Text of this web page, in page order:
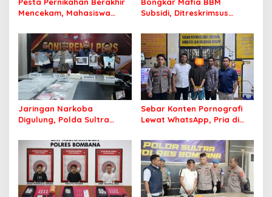
Mencekam, Mahasiswa
saat Pesta Miras
Subsidi, Ditreskrimsus
Liter BBM dan Ringkus 3
Tersangka
Jaringan Narkoba
Digulung, Polda Sultra
Sabu yang Mengincar 30
Ribu Jiwa
Sebar Konten Pornografi
Lewat WhatsApp, Pria di
Polisi